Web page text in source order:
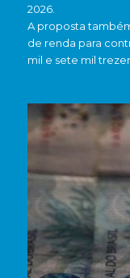
2026.
A proposta
de renda para
mil e sete mil